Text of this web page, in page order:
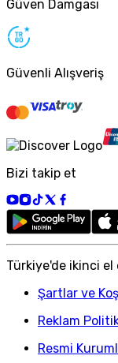
Güven Damgası
Güvenli Alışveriş
Bizi takip et
Türkiye'de ikinci el
Şartlar ve
Reklam
Resmi